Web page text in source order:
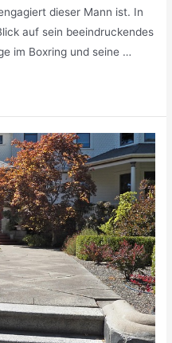
dieser Mann ist. In
auf sein beeindruckendes
im Boxring und seine …